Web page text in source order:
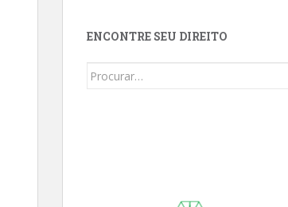
ENCONTRE SEU DIREITO
Buscar: